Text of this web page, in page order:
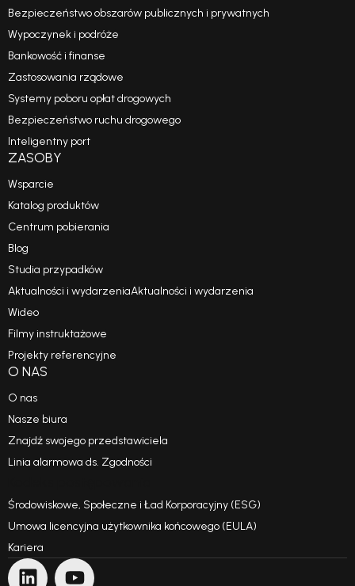
Bezpieczeństwo obszarów publicznych i prywatnych
Wypoczynek i podróże
Bankowość i finanse
Zastosowania rządowe
Systemy poboru opłat drogowych
Bezpieczeństwo ruchu drogowego
Inteligentny port
ZASOBY
Wsparcie
Katalog produktów
Centrum pobierania
Blog
Studia przypadków
Aktualności i wydarzeniaAktualności i wydarzenia
Wideo
Filmy instruktażowe
Projekty referencyjne
O NAS
O nas
Nasze biura
Znajdź swojego przedstawiciela
Linia alarmowa ds. Zgodności
Środowiskowe, Społeczne i Ład Korporacyjny (ESG)
Umowa licencyjna użytkownika końcowego (EULA)
Kariera